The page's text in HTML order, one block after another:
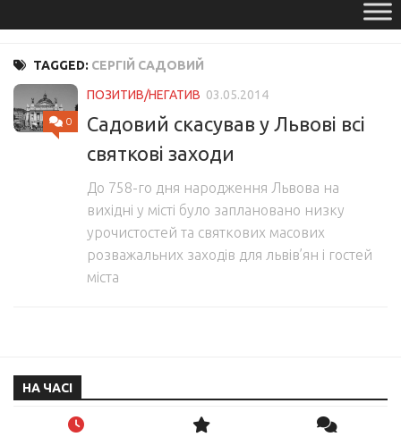
TAGGED: СЕРГІЙ САДОВИЙ
0
ПОЗИТИВ/НЕГАТИВ 03.05.2014
Садовий скасував у Львові всі
святкові заходи
До 758-го дня народження Львова на
вихідні у місті було заплановано низку
урочистостей та святкових масових
розважальних заходів для львів’ян і гостей
міста
НА ЧАСІ